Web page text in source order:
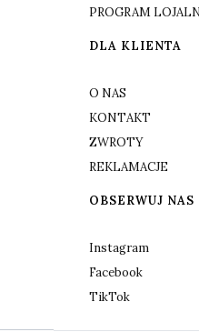
PROGRAM
DLA KLIENTA
O NAS
KONTAKT
ZWROTY
REKLAMACJE
OBSERWUJ NAS
Instagram
Facebook
TikTok